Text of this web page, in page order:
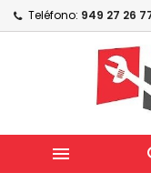
Teléfono: 949 27 26
